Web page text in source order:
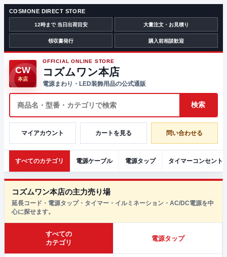
COSMONE DIRECT STORE
12時まで 当日出荷目安 大量注文・お見積り
領収書発行 購入前相談歓迎
CW
本店
OFFICIAL ONLINE STORE
コズムワン本店
電源まわり・LED装飾用品の公式通販
マイアカウント カートを見る 問い合わせる
すべてのカテゴリ 電源ケーブル 電源タップ タイマーコンセント
コズムワン本店の主力売り場
延長コード・電源タップ・タイマー・イルミネーション・AC/DC電源を中
心に探せます。
すべての
カテゴリ
電源タップ